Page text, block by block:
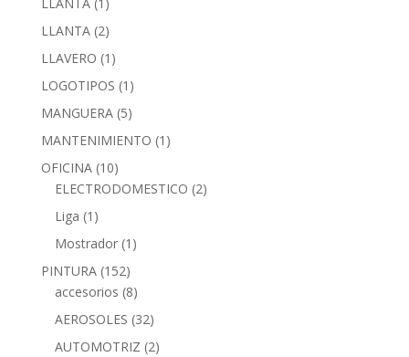
LLANTA (2)
LLAVERO (1)
LOGOTIPOS (1)
MANGUERA (5)
MANTENIMIENTO (1)
OFICINA (10)
ELECTRODOMESTICO (2)
Liga (1)
Mostrador (1)
PINTURA (152)
accesorios (8)
AEROSOLES (32)
AUTOMOTRIZ (2)